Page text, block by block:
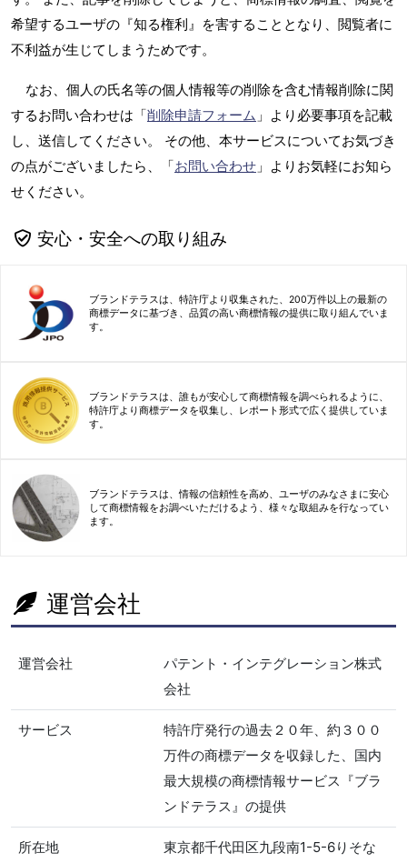
希望するユーザの『知る権利』を害することとなり、閲覧者に
不利益が生じてしまうためです。
なお、個人の氏名等の個人情報等の削除を含む情報削除に関
するお問い合わせは「削除申請フォーム 」より必要事項を記載
し、送信してください。 その他、本サービスについてお気づき
の点がございましたら、「お問い合わせ 」よりお気軽にお知ら
せください。
安心・安全への取り組み
ブランドテラスは、特許庁より収集された、200万件以上の最新の
商標データに基づき、品質の高い商標情報の提供に取り組んでいま
す。
ブランドテラスは、誰もが安心して商標情報を調べられるように、
特許庁より商標データを収集し、レポート形式で広く提供していま
す。
ブランドテラスは、情報の信頼性を高め、ユーザのみなさまに安心
して商標情報をお調べいただけるよう、様々な取組みを行なってい
ます。
運営会社
運営会社
パテント・インテグレーション株式
会社
サービス
特許庁発行の過去２０年、約３００
万件の商標データを収録した、国内
最大規模の商標情報サービス『ブラ
ンドテラス』の提供
所在地
東京都千代田区九段南1-5-6りそな